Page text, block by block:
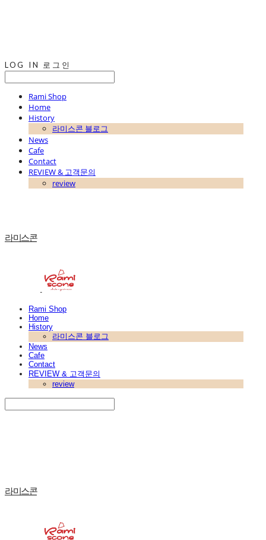
LOG IN 로그인
Rami Shop
Home
History
라미스콘 블로그
News
Cafe
Contact
REVIEW & 고객문의
review
라미스콘
Rami Shop
Home
History
라미스콘 블로그
News
Cafe
Contact
REVIEW & 고객문의
review
라미스콘